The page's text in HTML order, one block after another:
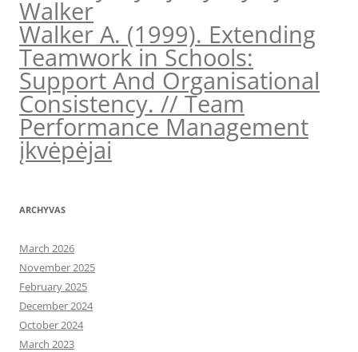
Walker
Walker A. (1999). Extending
Teamwork in Schools:
Support And Organisational
Consistency. // Team
Performance Management
įkvėpėjai
ARCHYVAS
March 2026
November 2025
February 2025
December 2024
October 2024
March 2023